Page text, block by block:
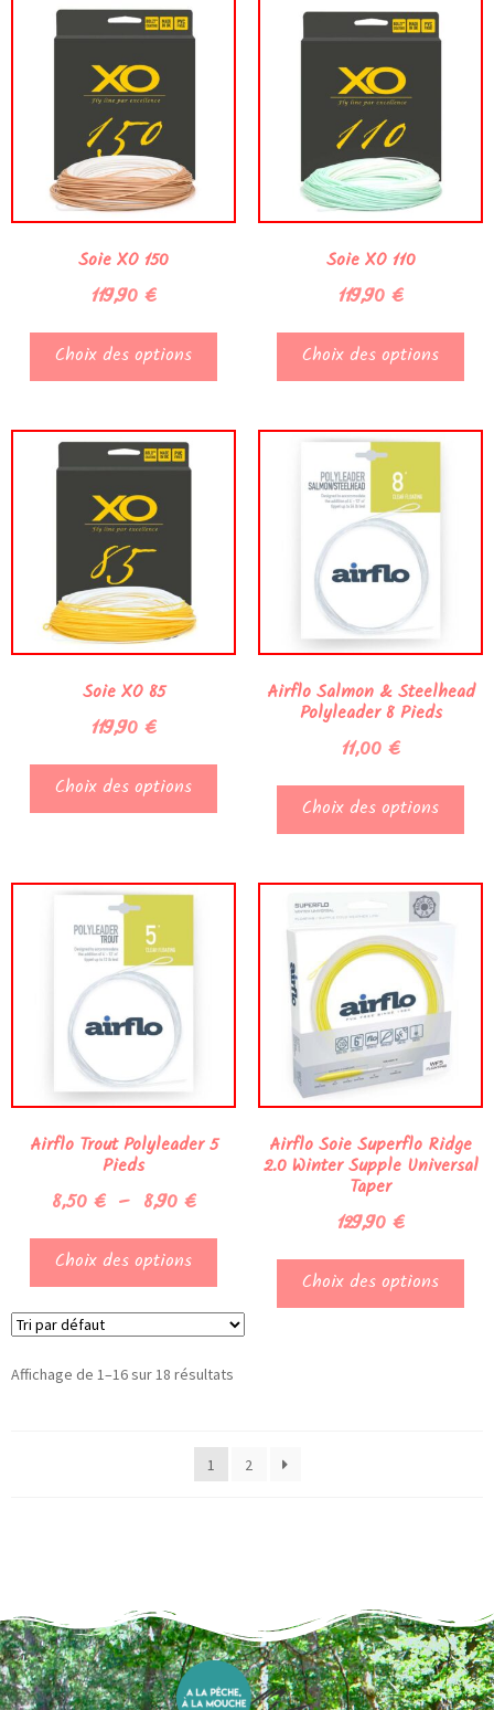
Soie XO 150
119,90 €
Choix des options
Soie XO 110
119,90 €
Choix des options
Soie XO 85
119,90 €
Choix des options
Airflo Salmon & Steelhead
Polyleader 8 Pieds
11,00 €
Choix des options
Airflo Trout Polyleader 5
Pieds
8,50 € – 8,90 €
Choix des options
Airflo Soie Superflo Ridge
2.0 Winter Supple Universal
Taper
129,90 €
Choix des options
Affichage de 1–16 sur 18 résultats
1 2